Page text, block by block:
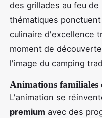
des grillades au feu
thématiques
culinaire d'excellence
moment de
l'image du camping
Animations familiales
L'animation se
premium avec des